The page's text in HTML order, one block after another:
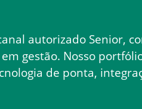
autorizado Senior,
gestão. Nosso
de ponta,